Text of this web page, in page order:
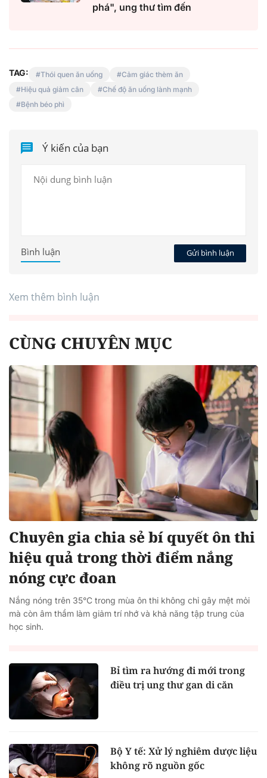
phá", ung thư tìm đến
TAG: Thói quen ăn uống
Cảm giác thèm ăn
Hiệu quả giảm cân
Chế độ ăn uống lành mạnh
Bệnh béo phì
Ý kiến của bạn
Gửi bình luận
Bình luận
Xem thêm bình luận
CÙNG CHUYÊN MỤC
Chuyên gia chia sẻ bí quyết ôn thi
hiệu quả trong thời điểm nắng
nóng cực đoan
Nắng nóng trên 35°C trong mùa ôn thi không chỉ gây mệt mỏi
mà còn âm thầm làm giảm trí nhớ và khả năng tập trung của
học sinh.
Bỉ tìm ra hướng đi mới trong
điều trị ung thư gan di căn
Bộ Y tế: Xử lý nghiêm dược liệu
không rõ nguồn gốc